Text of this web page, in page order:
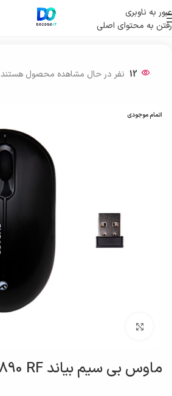
عبور به ناوبری
رفتن به محتوای اصلی
خانه/ لوازم جانبی کامپیوتر
12 نفر در حال مشاهده محصول هستند
اتمام موجودی
ماوس بی سیم بیاند BM-3890 RF